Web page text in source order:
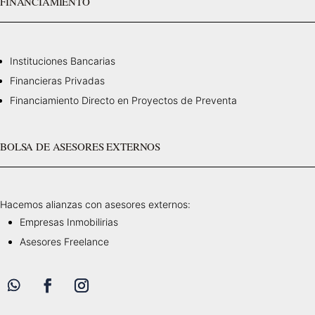
Instituciones Bancarias
Financieras Privadas
Financiamiento Directo en Proyectos de Preventa
BOLSA DE ASESORES EXTERNOS
Hacemos alianzas con asesores externos:
Empresas Inmobilirias
Asesores Freelance